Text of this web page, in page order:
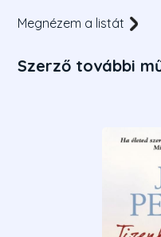
Megnézem a listát
Szerző további